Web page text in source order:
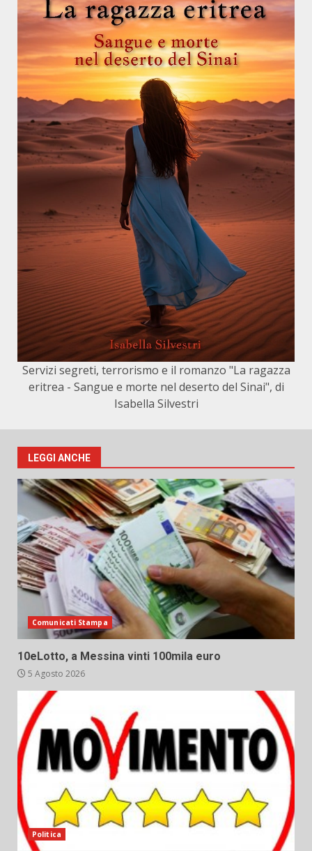
Servizi segreti, terrorismo e il romanzo "La ragazza
eritrea - Sangue e morte nel deserto del Sinai", di
Isabella Silvestri
LEGGI ANCHE
Comunicati Stampa
10eLotto, a Messina vinti 100mila euro
5 Agosto 2026
Politica